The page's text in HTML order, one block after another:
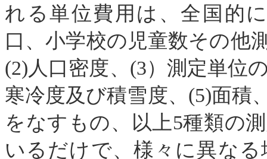
れる単位費用は、全国的
口、小学校の児童数その他
(2)人口密度、(3）測定単位
寒冷度及び積雪度、(5)面積
をなすもの、以上5種類の
いるだけで、様々に異な